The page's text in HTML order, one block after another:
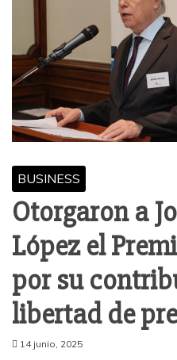
BUSINESS
Otorgaron a
López el
por su
libertad de
14 junio, 2025